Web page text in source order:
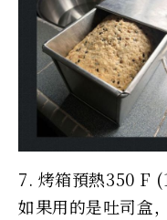
7. 烤箱預熱350 F
如果用的是吐司盒